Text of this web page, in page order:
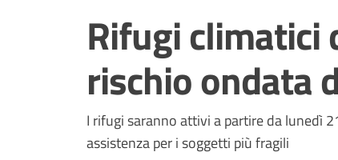
Rifugi
rischio ondata
Dettagli della
I rifugi saranno attivi a partire da lunedì
assistenza per i soggetti più fragili